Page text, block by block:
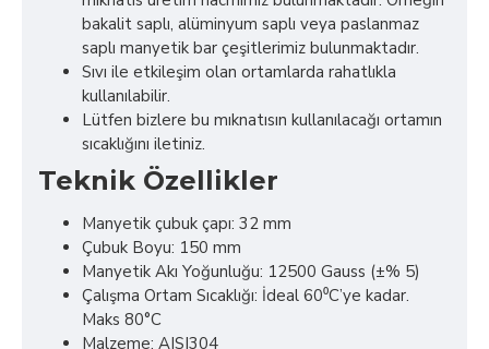
bakalit saplı, alüminyum saplı veya paslanmaz
saplı manyetik bar çeşitlerimiz bulunmaktadır.
Sıvı ile etkileşim olan ortamlarda rahatlıkla
kullanılabilir.
Lütfen bizlere bu mıknatısın kullanılacağı ortamın
sıcaklığını iletiniz.
Teknik Özellikler
Manyetik çubuk çapı: 32 mm
Çubuk Boyu: 150 mm
Manyetik Akı Yoğunluğu: 12500 Gauss (±% 5)
Çalışma Ortam Sıcaklığı: İdeal 60⁰C’ye kadar.
Maks 80°C
Malzeme: AISI304